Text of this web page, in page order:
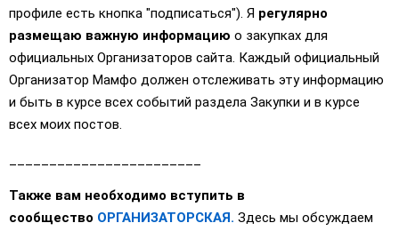
профиле есть кнопка "подписаться"). Я регулярно
размещаю важную информацию о закупках для
официальных Организаторов сайта. Каждый официальный
Организатор Мамфо должен отслеживать эту информацию
и быть в курсе всех событий раздела Закупки и в курсе
всех моих постов.
Также вам необходимо вступить в
сообщество ОРГАНИЗАТОРСКАЯ. Здесь мы обсуждаем